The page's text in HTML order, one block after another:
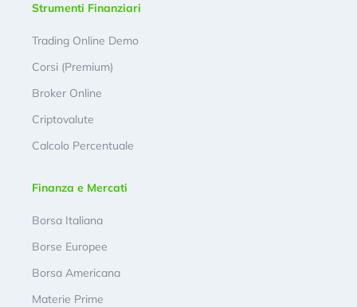
Strumenti Finanziari
Trading Online Demo
Corsi (Premium)
Broker Online
Criptovalute
Calcolo Percentuale
Finanza e Mercati
Borsa Italiana
Borse Europee
Borsa Americana
Materie Prime